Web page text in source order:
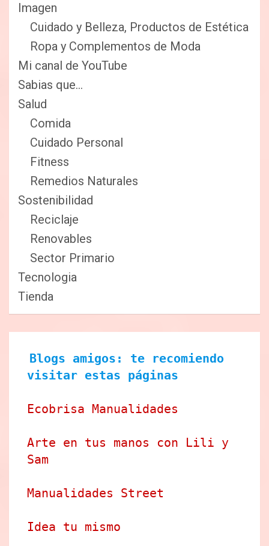
Imagen
Cuidado y Belleza, Productos de Estética
Ropa y Complementos de Moda
Mi canal de YouTube
Sabias que…
Salud
Comida
Cuidado Personal
Fitness
Remedios Naturales
Sostenibilidad
Reciclaje
Renovables
Sector Primario
Tecnologia
Tienda
Blogs amigos: te recomiendo
visitar estas páginas
Ecobrisa Manualidades
Arte en tus manos con Lili y
Sam
Manualidades Street
Idea tu mismo